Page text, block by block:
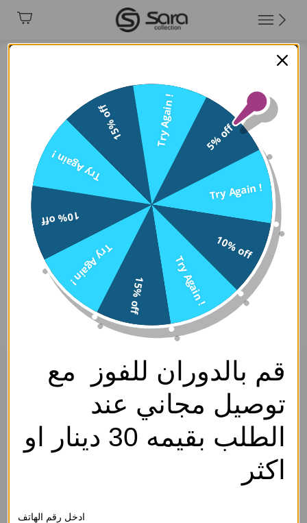
حلق - فضي ابيض - 0
سارة كوليكشن
SKU: EF4479-Silver White-0
اكسسوار- Access.
2.750د.ك
إجـعلـهـا هـديــة
5% off
Try Again !
10% off
Try Again !
15% off
Try Again !
10% off
Try Again !
15% off Try Again !
قم بالدوران للفوز مع
توصيل مجاني عند
الطلب بقيمه 30 دينار او
اكثر
ادخل رقم الهاتف